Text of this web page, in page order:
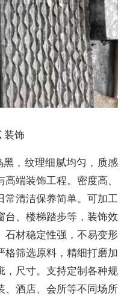
装饰
，纹理细腻均匀，质感
端装饰工程。密度高、
常清洁保养简单。可加工
台、楼梯踏步等，装饰效
石材稳定性强，不易变形
格筛选原料，精细打磨加
，尺寸。支持定制各种规
、酒店、会所等不同场所